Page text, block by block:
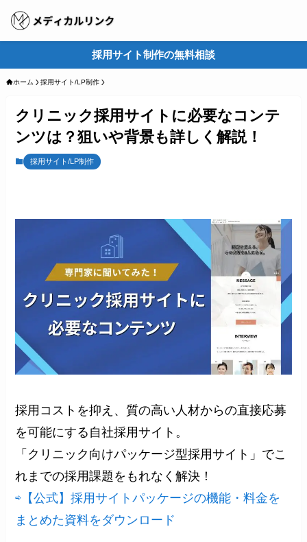
採用サイト制作の無料相談
ホーム 採用サイト/LP制作
クリニック採用サイトに必要なコンテ
ンツは？狙いや背景も詳しく解説！
採用サイト/LP制作
採用コストを抑え、質の高い人材からの直接応募
を可能にする自社採用サイト。
「クリニック向けパッケージ型採用サイト」でこ
れまでの採用課題をもれなく解決！
⇨【公式】採用サイトパッケージの機能・料金を
まとめた資料をダウンロード